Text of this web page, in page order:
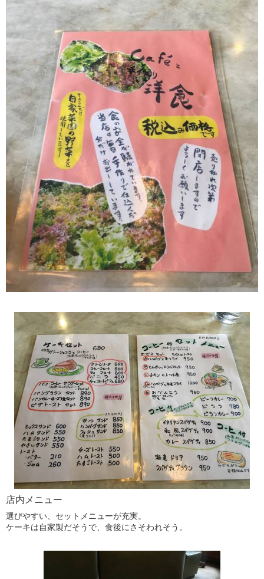
店内メニュー
選びやすい、セットメニューが充実。
ケーキは自家製だそうで、食後にさそわれそう。